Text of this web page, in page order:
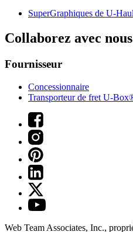
SuperGraphiques de U-Haul
Collaborez avec nous
Fournisseur
Concessionnaire
Transporteur de fret U-
Web Team Associates, Inc.,